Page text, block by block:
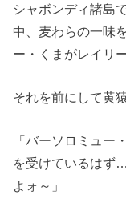
シャボンディ諸島
中、麦わらの一味
ー・くまがレイリ
それを前にして黄
「バーソロミュー
を受けているはず
よォ～」